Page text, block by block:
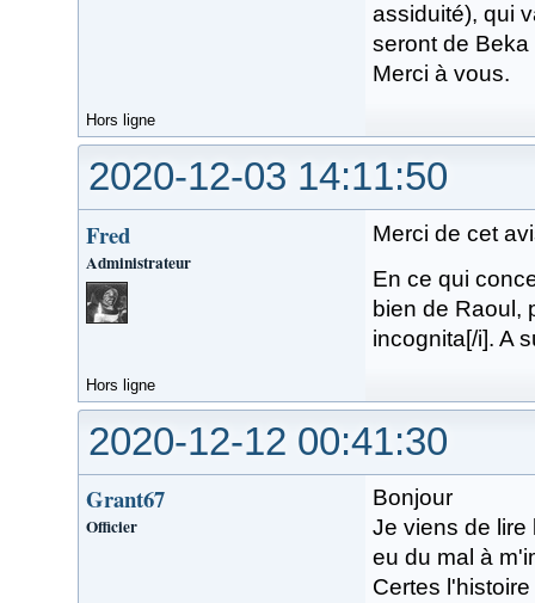
assiduité), qui
seront de
Merci à vous.
Hors ligne
2020-12-03 14:11:50
Fred
Administrateur
Merci de cet
En ce qui
bien de Raoul,
incognita[/i]. A
Hors ligne
2020-12-12 00:41:30
Grant67
Officier
Bonjour
Je viens de
eu du mal à
Certes